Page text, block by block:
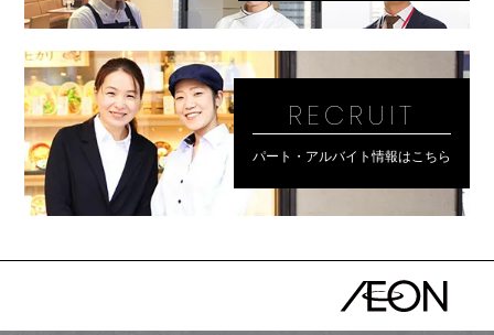
RECRUIT
パート・アルバイト情報はこちら